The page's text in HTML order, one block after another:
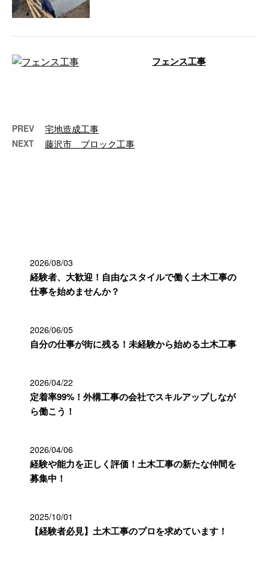
フェンス工事
PREV 宅地造成工事
NEXT 藤沢市 ブロック工事
2026/08/03
経験者、大歓迎！自由なスタイルで働く土木工事の
仕事を始めませんか？
2026/06/05
自分の仕事が街に残る！未経験から始める土木工事
2026/04/22
定着率99%！外構工事の会社でスキルアップしなが
ら働こう！
2026/04/06
経験や能力を正しく評価！土木工事の新たな仲間を
募集中！
2025/10/01
【経験者必見】土木工事のプロを求めています！